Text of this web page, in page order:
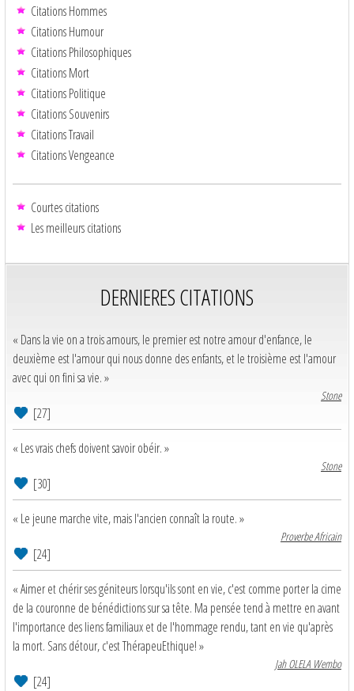
Citations Hommes
Citations Humour
Citations Philosophiques
Citations Mort
Citations Politique
Citations Souvenirs
Citations Travail
Citations Vengeance
Courtes citations
Les meilleurs citations
DERNIERES CITATIONS
« Dans la vie on a trois amours, le premier est notre amour d'enfance, le
deuxième est l'amour qui nous donne des enfants, et le troisième est l'amour
avec qui on fini sa vie. »
Stone
[27]
« Les vrais chefs doivent savoir obéir. »
Stone
[30]
« Le jeune marche vite, mais l'ancien connaît la route. »
Proverbe Africain
[24]
« Aimer et chérir ses géniteurs lorsqu'ils sont en vie, c'est comme porter la cime
de la couronne de bénédictions sur sa tête. Ma pensée tend à mettre en avant
l'importance des liens familiaux et de l'hommage rendu, tant en vie qu'après
la mort. Sans détour, c'est ThérapeuEthique! »
Jah OLELA Wembo
[24]